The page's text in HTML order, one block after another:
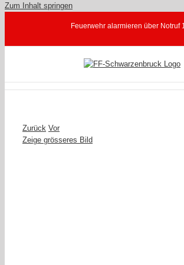
Zum Inhalt springen
Feuerwehr alarmieren über Notruf
Zurück Vor
Zeige grösseres Bild